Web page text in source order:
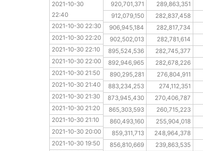
2021-10-30 22:40
920,701,371 289,863,351
2021-10-30 22:30
912,079,150 282,837,458
2021-10-30 22:20
906,945,184 282,817,734
2021-10-30 22:10
902,502,013 282,781,614
2021-10-30 22:00
895,524,536 282,745,377
2021-10-30 21:50
892,946,965 282,678,226
2021-10-30 21:40
890,295,281 276,804,911
2021-10-30 21:30
883,234,253 274,112,351
2021-10-30 21:20
873,945,430 270,406,787
2021-10-30 21:10
865,303,593 260,715,223
2021-10-30 20:00
860,493,160 255,904,018
2021-10-30 19:50
859,311,713 248,964,378
2021-10-30 19:40
856,810,669 239,863,535
2021-10-30
22:40
2021-10-30 22:30
2021-10-30 22:20
2021-10-30 22:10
2021-10-30 22:00
2021-10-30 21:50
2021-10-30 21:40
2021-10-30 21:30
2021-10-30 21:20
2021-10-30 21:10
2021-10-30 20:00
2021-10-30 19:50